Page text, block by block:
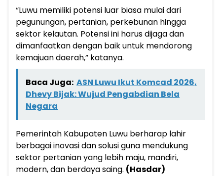
“Luwu memiliki potensi luar biasa mulai dari
pegunungan, pertanian, perkebunan hingga
sektor kelautan. Potensi ini harus dijaga dan
dimanfaatkan dengan baik untuk mendorong
kemajuan daerah,” katanya.
Baca Juga: ASN Luwu Ikut Komcad 2026,
Dhevy Bijak: Wujud Pengabdian Bela
Negara
Pemerintah Kabupaten Luwu berharap lahir
berbagai inovasi dan solusi guna mendukung
sektor pertanian yang lebih maju, mandiri,
modern, dan berdaya saing. (Hasdar)